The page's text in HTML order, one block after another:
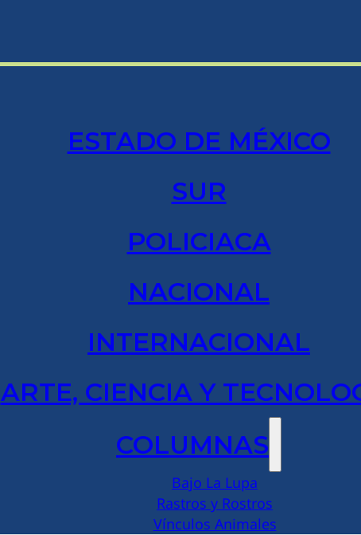
ESTADO DE MÉXICO
SUR
POLICIACA
NACIONAL
INTERNACIONAL
ARTE, CIENCIA Y
COLUMNAS
Bajo La Lupa
Rastros y Rostros
Vínculos Animales